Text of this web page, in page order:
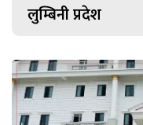
लुम्बिनी प्रदेश